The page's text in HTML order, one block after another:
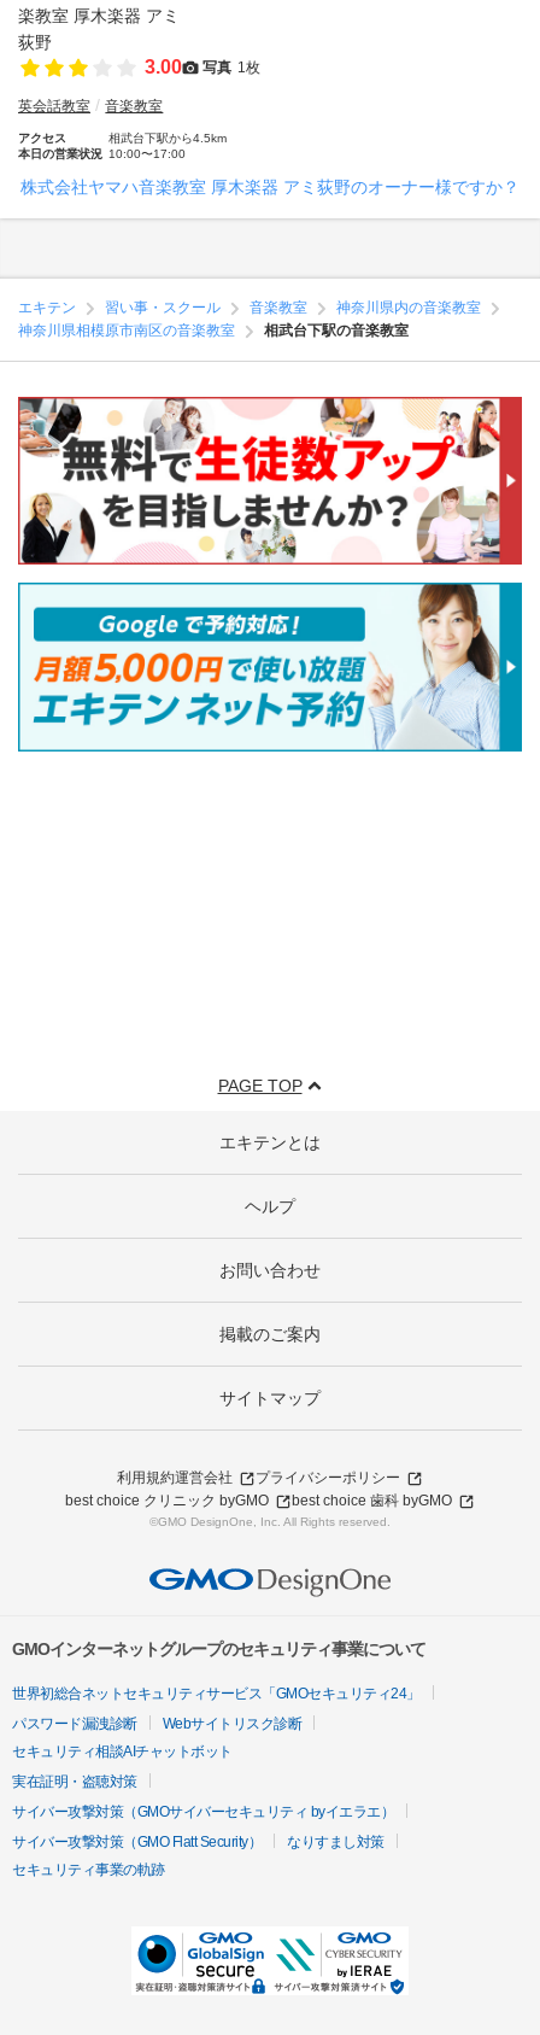
3.00 写真 1枚
英会話教室 音楽教室
アクセス
相武台下駅から4.5km
本日の営業状況 10:00〜17:00
株式会社ヤマハ音楽教室 厚木楽器 アミ荻野のオーナー様ですか？
エキテン 習い事・スクール 音楽教室
神奈川県内の音楽教室
神奈川県相模原市南区の音楽教室
相武台下駅の音楽教室
PAGE TOP
エキテンとは
ヘルプ
お問い合わせ
掲載のご案内
サイトマップ
利用規約運営会社
プライバシーポリシー
best choice クリニック byGMO
best choice 歯科 byGMO
©GMO DesignOne, Inc. All Rights reserved.
GMOインターネットグループのセキュリティ事業について
世界初総合ネットセキュリティサービス「GMOセキュリティ24」
パスワード漏洩診断
Webサイトリスク診断
セキュリティ相談AIチャットボット
実在証明・盗聴対策
サイバー攻撃対策（GMOサイバーセキュリティ byイエラエ）
サイバー攻撃対策（GMO Flatt Security）
なりすまし対策
セキュリティ事業の軌跡